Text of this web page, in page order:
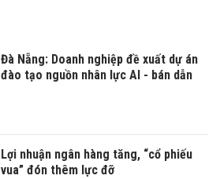
Đà Nẵng: Doanh nghiệp đề xuất dự án
đào tạo nguồn nhân lực AI - bán dẫn
Lợi nhuận ngân hàng tăng, “cổ phiếu
vua” đón thêm lực đỡ